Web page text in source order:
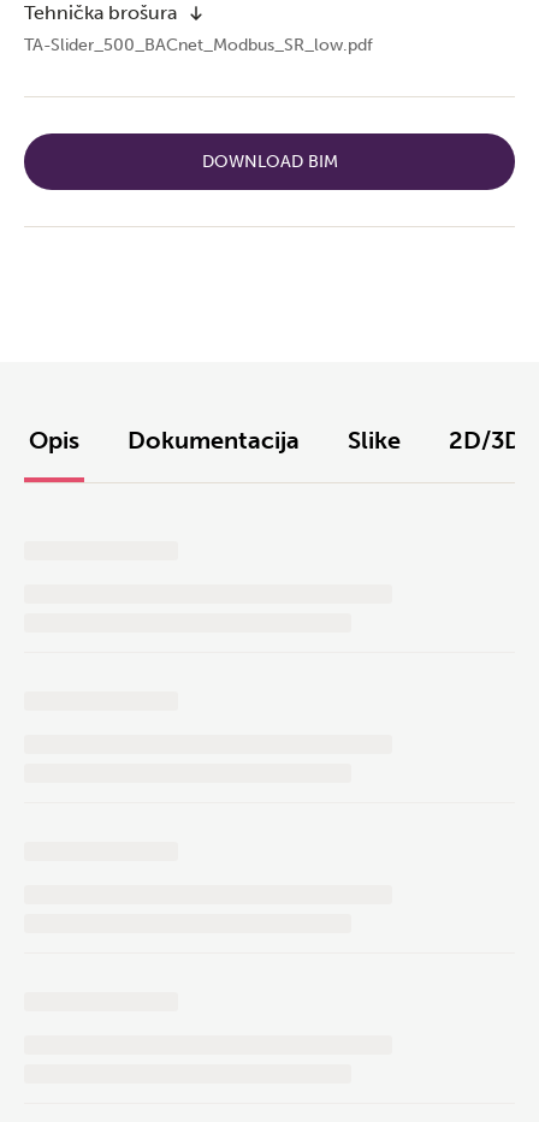
Tehnička brošura
TA-Slider_500_BACnet_Modbus_SR_low.pdf
DOWNLOAD BIM
Opis Dokumentacija Slike 2D/3D